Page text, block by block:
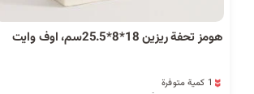
هومز تحفة ريزين 18*8*25.5سم، اوف وايت
4 مشاهدة مؤخراً